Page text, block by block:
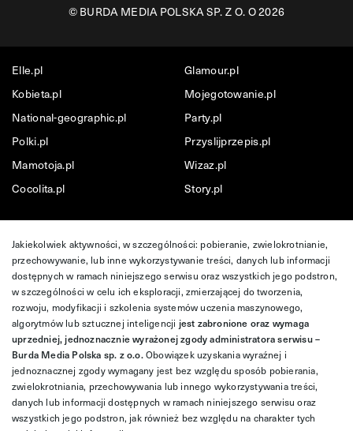
©BURDA MEDIA POLSKA SP. Z O. O 2026
Elle.pl
Glamour.pl
Kobieta.pl
Mojegotowanie.pl
National-geographic.pl
Party.pl
Polki.pl
Przyslijprzepis.pl
Mamotoja.pl
Wizaz.pl
Cocolita.pl
Story.pl
Jakiekolwiek aktywności, w szczególności: pobieranie, zwielokrotnianie,
przechowywanie, lub inne wykorzystywanie treści, danych lub informacji
dostępnych w ramach niniejszego serwisu oraz wszystkich jego podstron,
w szczególności w celu ich eksploracji, zmierzającej do tworzenia,
rozwoju, modyfikacji i szkolenia systemów uczenia maszynowego,
algorytmów lub sztucznej inteligencji jest zabronione oraz wymaga
uprzedniej, jednoznacznie wyrażonej zgody administratora serwisu –
Burda Media Polska sp. z o.o.Obowiązek uzyskania wyraźnej i
jednoznacznej zgody wymagany jest bez względu sposób pobierania,
zwielokrotniania, przechowywania lub innego wykorzystywania treści,
danych lub informacji dostępnych w ramach niniejszego serwisu oraz
wszystkich jego podstron, jak również bez względu na charakter tych